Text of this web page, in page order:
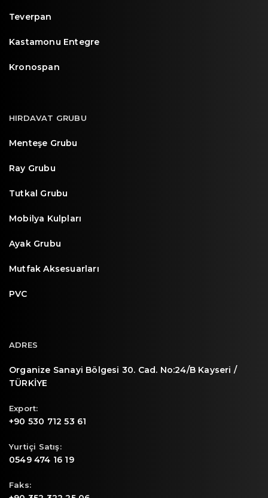
Teverpan
Kastamonu Entegre
Kronospan
HIRDAVAT GRUBU
Menteşe Grubu
Ray Grubu
Tutkal Grubu
Mobilya Kulpları
Ayak Grubu
Mutfak Aksesuarları
PVC
ADRES
Organize Sanayi Bölgesi 30. Cad. No:24/B Kayseri /
TÜRKİYE
Export:
+90 530 712 53 61
Yurtiçi Satış:
0549 474 16 19
Faks: